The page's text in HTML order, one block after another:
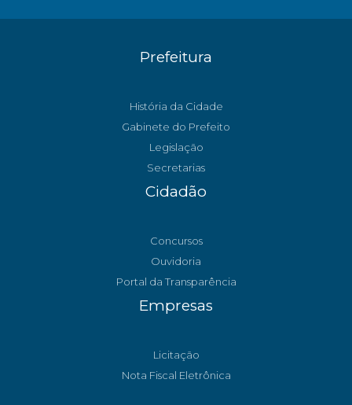
Prefeitura
História da Cidade
Gabinete do Prefeito
Legislação
Secretarias
Cidadão
Concursos
Ouvidoria
Portal da Transparência
Empresas
Licitação
Nota Fiscal Eletrônica